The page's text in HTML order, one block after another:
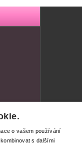
o vašem používání
s dalšími